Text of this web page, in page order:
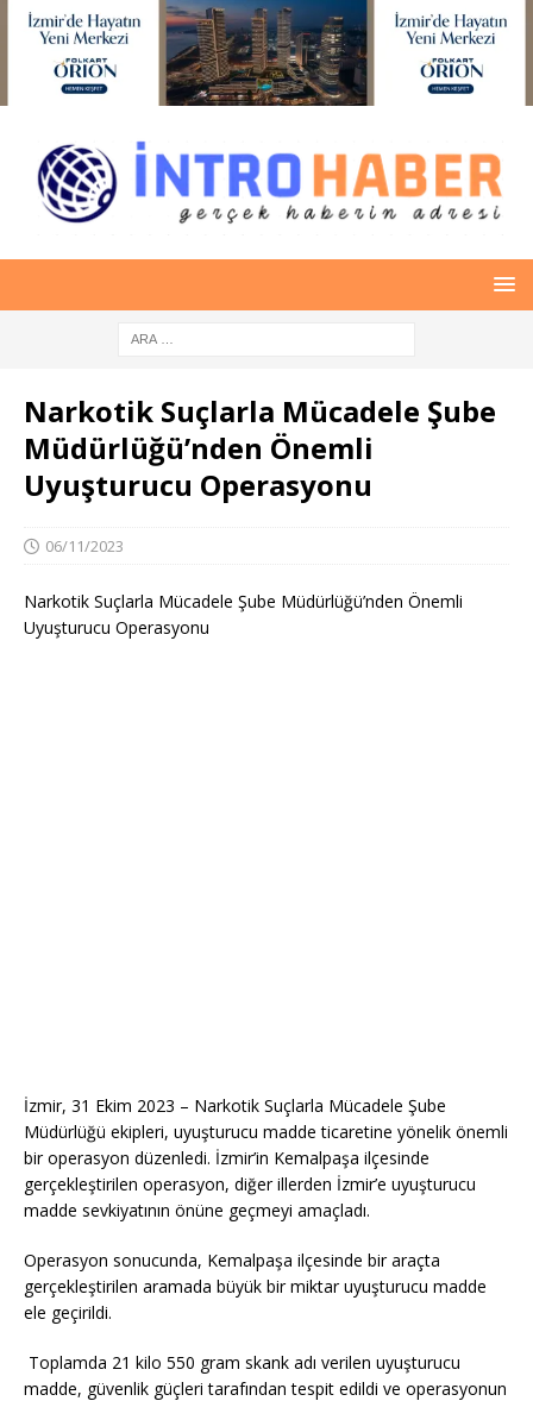
Narkotik Suçlarla Mücadele Şube
Müdürlüğü’nden Önemli
Uyuşturucu Operasyonu
06/11/2023
Narkotik Suçlarla Mücadele Şube Müdürlüğü’nden Önemli
Uyuşturucu Operasyonu
İzmir, 31 Ekim 2023 – Narkotik Suçlarla Mücadele Şube
Müdürlüğü ekipleri, uyuşturucu madde ticaretine yönelik önemli
bir operasyon düzenledi. İzmir’in Kemalpaşa ilçesinde
gerçekleştirilen operasyon, diğer illerden İzmir’e uyuşturucu
madde sevkiyatının önüne geçmeyi amaçladı.
Operasyon sonucunda, Kemalpaşa ilçesinde bir araçta
gerçekleştirilen aramada büyük bir miktar uyuşturucu madde
ele geçirildi.
Toplamda 21 kilo 550 gram skank adı verilen uyuşturucu
madde, güvenlik güçleri tarafından tespit edildi ve operasyonun